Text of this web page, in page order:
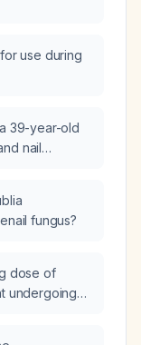
use during
39-year-old
nail
fungus?
dose of
undergoing